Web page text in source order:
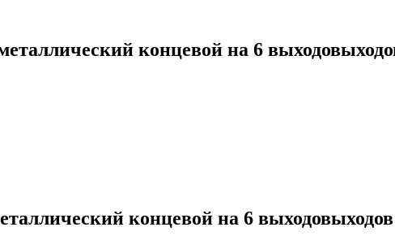
концевой на 6
концевой на 6 выходовыходов